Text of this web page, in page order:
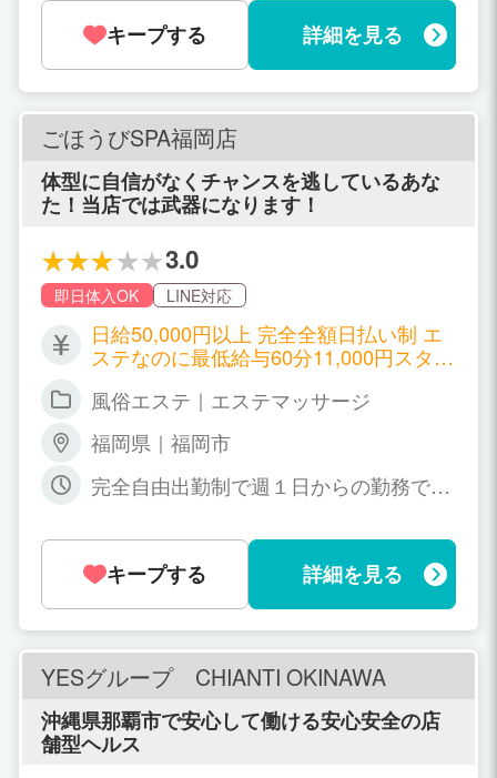
自由出勤制”を導入しています。 出勤の
強制は一切ないので自分のペースでお仕
事できますよ♪
キープする 詳細を見る
ごほうびSPA福岡店
体型に自信がなくチャンスを逃しているあな
た！当店では武器になります！
3.0
即日体入OK LINE対応
日給50,000円以上 完全全額日払い制 エ
ステなのに最低給与60分11,000円スター
ンクとステージという異なる評価査定を
方に合わせた、UPしやすくDOWNしな
いシステムが実現しました！ スタート保
証 （ごほうび王道コース） 60分 11,000
7,000円 180分 25,000円 本指名+2,000円
フルバック オプションは別途支給
風俗エステ｜エステマッサージ
福岡県｜福岡市
完全自由出勤制で週１日からの勤務でO
翌週のシフトを提出してもらいます。県
外からの月に1度の出勤も大歓迎です
よ！
キープする 詳細を見る
YESグループ CHIANTI OKINAWA
沖縄県那覇市で安心して働ける安心安全の店
舗型ヘルス